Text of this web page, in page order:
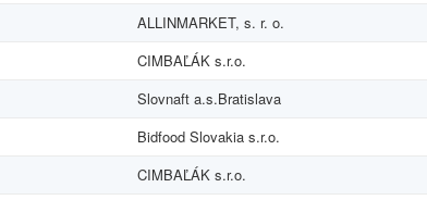
ALLINMARKET, s. r. o.
CIMBAĽÁK s.r.o.
Slovnaft a.s.Bratislava
Bidfood Slovakia s.r.o.
CIMBAĽÁK s.r.o.